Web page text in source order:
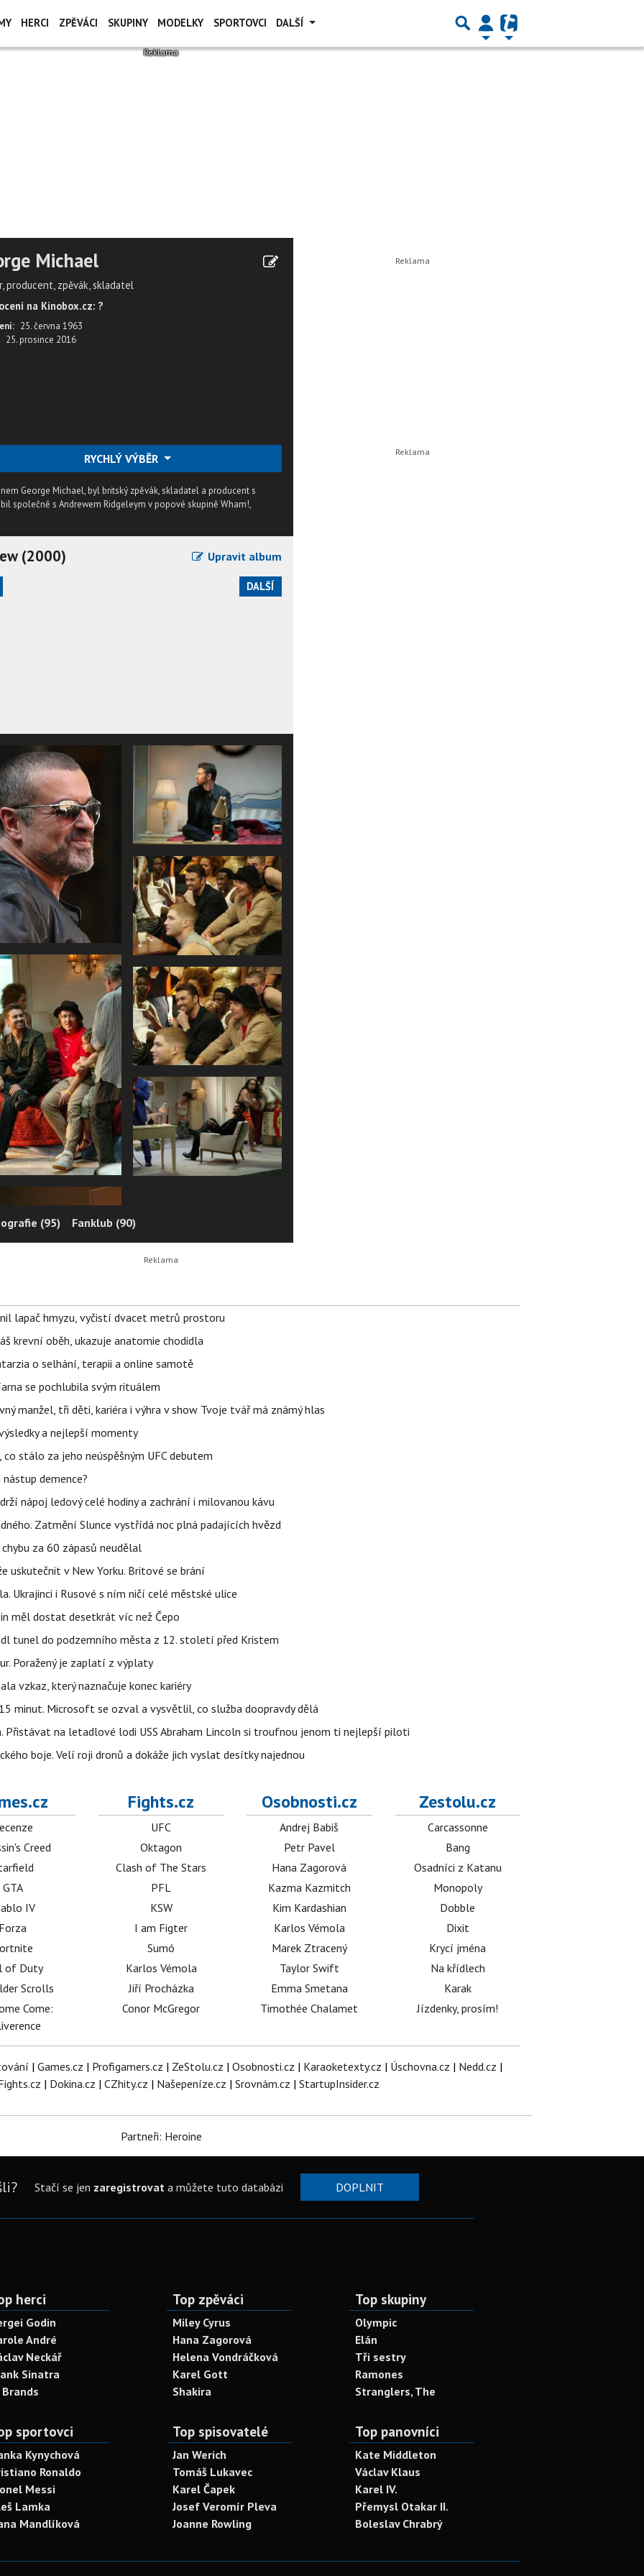
HERCI ZPĚVÁCI SKUPINY MODELKY SPORTOVCI DALŠÍ
Michael
producent, zpěvák, skladatel
na Kinobox.cz: ?
25. června 1963
25. prosince 2016
RYCHLÝ VÝBĚR
George Michael, byl britský zpěvák, skladatel a producent s
společně s Andrewem Ridgeleym v popové skupině Wham!,
(2000) Upravit album
DALŠÍ
(95) Fanklub (90)
lapač hmyzu, vyčistí dvacet metrů prostoru
krevní oběh, ukazuje anatomie chodidla
o selhání, terapii a online samotě
se pochlubila svým rituálem
manžel, tři děti, kariéra i výhra v show Tvoje tvář má známý hlas
a nejlepší momenty
stálo za jeho neúspěšným UFC debutem
demence?
nápoj ledový celé hodiny a zachrání i milovanou kávu
Zatmění Slunce vystřídá noc plná padajících hvězd
za 60 zápasů neudělal
uskutečnit v New Yorku. Britové se brání
Ukrajinci i Rusové s ním ničí celé městské ulice
měl dostat desetkrát víc než Čepo
tunel do podzemního města z 12. století před Kristem
Poražený je zaplatí z výplaty
vzkaz, který naznačuje konec kariéry
minut. Microsoft se ozval a vysvětlil, co služba doopravdy dělá
na letadlové lodi USS Abraham Lincoln si troufnou jenom ti nejlepší piloti
boje. Velí roji dronů a dokáže jich vyslat desítky najednou
Creed
GTA
IV
of Duty
Scrolls
Come:
Fights.cz
UFC
Oktagon
Clash of The Stars
PFL
KSW
I am Figter
Sumó
Karlos Vémola
Jiří Procházka
Conor McGregor
Osobnosti.cz
Andrej Babiš
Petr Pavel
Hana Zagorová
Kazma Kazmitch
Kim Kardashian
Karlos Vémola
Marek Ztracený
Taylor Swift
Emma Smetana
Timothée Chalamet
Zestolu.cz
Carcassonne
Bang
Osadníci z Katanu
Monopoly
Dobble
Dixit
Krycí jména
Na křídlech
Karak
Jízdenky, prosím!
| Games.cz | Profigamers.cz | ZeStolu.cz | Osobnosti.cz | Karaoketexty.cz | Úschovna.cz | Nedd.cz |
| Dokina.cz | CZhity.cz | Našepeníze.cz | Srovnám.cz | StartupInsider.cz
Partneři: Heroine
Stačí se jen zaregistrovata můžete tuto databázi DOPLNIT
herci
Godin
André
Neckář
Sinatra
Brands
Top zpěváci
Miley Cyrus
Hana Zagorová
Helena Vondráčková
Karel Gott
Shakira
Top skupiny
Olympic
Elán
Tři sestry
Ramones
Stranglers, The
sportovci
Kynychová
Ronaldo
Messi
Lamka
Mandlíková
Top spisovatelé
Jan Werich
Tomáš Lukavec
Karel Čapek
Josef Veromír Pleva
Joanne Rowling
Top panovníci
Kate Middleton
Václav Klaus
Karel IV.
Přemysl Otakar II.
Boleslav Chrabrý